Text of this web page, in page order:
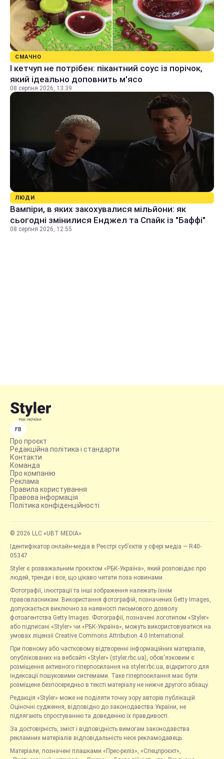
СМАЧНО
І кетчуп не потрібен: пікантний соус із порічок,
який ідеально доповнить м'ясо
08 серпня 2026, 13:39
ЛЮДИ
Вампіри, в яких закохувалися мільйони: як
сьогодні змінилися Енджел та Спайк із "Баффі"
08 серпня 2026, 12:55
FB
Про проєкт
Редакційна політика і стандарти
Контакти
Команда
Про компанію
Реклама
Правила користування
Правова інформація
Політика конфіденційності
© 2026 LLC «UBT MEDIA»
Ідентифікатор онлайн-медіа в Реєстрі суб’єктів у сфері медіа — R40-
05347
Styler є розважальним проєктом «РБК-Україна», який розповідає про
людей, тренди і все, що цікаво читати поза новинами.
Фотографії, ілюстрації та інші зображення належать їхнім
правовласникам. Використання фотографій, позначених Getty Images,
допускається виключно за наявності письмового дозволу
фотоагентства Getty Images. Фотографії, позначені логотипом «Styler»
або підписані «Styler» чи «РБК-Україна», можуть використовуватися на
умовах ліцензії Creative Commons Attribution 4.0 International.
При повному або частковому відтворенні інформаційних матеріалів,
опублікованих на вебсайті «Styler» (styler.rbc.ua), обов'язковим є
розміщення активного гіперпосилання на styler.rbc.ua, відкритого для
індексації пошуковими системами. Таке гіперпосилання має бути
розміщене безпосередньо в тексті матеріалу не нижче другого абзацу.
Редакція «Styler» може не поділяти точку зору авторів публікацій.
Оціночні судження, відповідно до законодавства України, не
підлягають спростуванню та доведенню їх правдивості.
За достовірність, зміст і відповідність вимогам законодавства
рекламних матеріалів відповідальність несе рекламодавець.
Матеріали, позначені плашками «Прес-реліз», «Спецпроєкт»,